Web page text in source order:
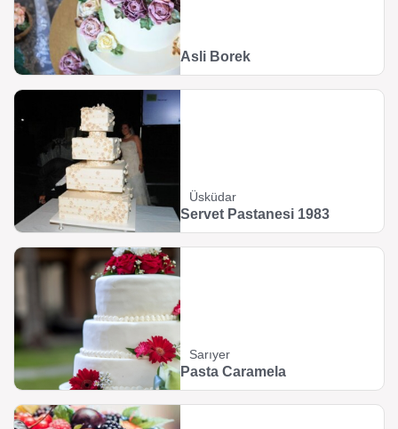
Asli Borek
Üsküdar
Servet Pastanesi 1983
Sarıyer
Pasta Caramela